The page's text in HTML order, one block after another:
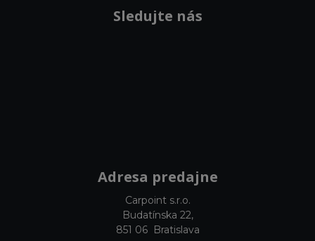
Sledujte nás
Adresa predajne
Carpoint s.r.o.
Budatínska 22,
851 06 Bratislava